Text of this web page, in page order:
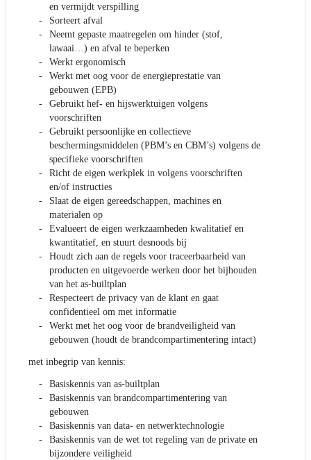
en vermijdt verspilling
Sorteert afval
Neemt gepaste maatregelen om hinder (stof,
lawaai…) en afval te beperken
Werkt ergonomisch
Werkt met oog voor de energieprestatie van
gebouwen (EPB)
Gebruikt hef- en hijswerktuigen volgens
voorschriften
Gebruikt persoonlijke en collectieve
beschermingsmiddelen (PBM’s en CBM’s) volgens de
specifieke voorschriften
Richt de eigen werkplek in volgens voorschriften
en/of instructies
Slaat de eigen gereedschappen, machines en
materialen op
Evalueert de eigen werkzaamheden kwalitatief en
kwantitatief, en stuurt desnoods bij
Houdt zich aan de regels voor traceerbaarheid van
producten en uitgevoerde werken door het bijhouden
van het as-builtplan
Respecteert de privacy van de klant en gaat
confidentieel om met informatie
Werkt met het oog voor de brandveiligheid van
gebouwen (houdt de brandcompartimentering intact)
met inbegrip van kennis:
Basiskennis van as-builtplan
Basiskennis van brandcompartimentering van
gebouwen
Basiskennis van data- en netwerktechnologie
Basiskennis van de wet tot regeling van de private en
bijzondere veiligheid